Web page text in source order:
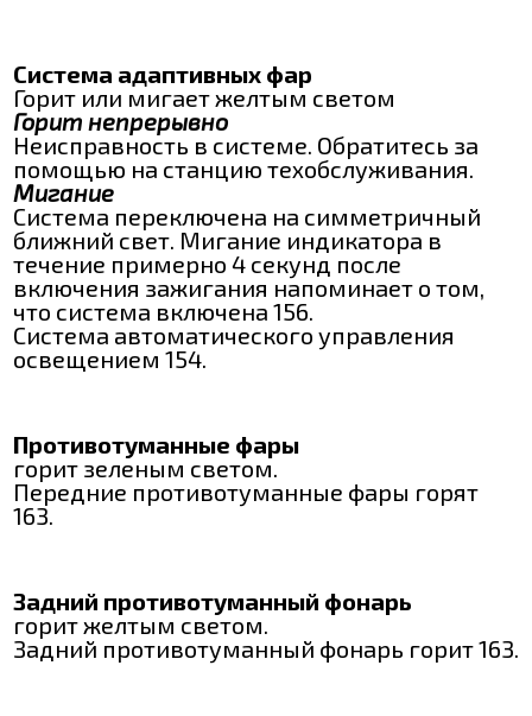
Система адаптивных фар
Горит или мигает желтым светом
Горит непрерывно
Неисправность в системе. Обратитесь за
помощью на станцию техобслуживания.
Мигание
Система переключена на симметричный
ближний свет. Мигание индикатора в
течение примерно 4 секунд после
включения зажигания напоминает о том,
что система включена 156.
Система автоматического управления
освещением 154.
Противотуманные фары
горит зеленым светом.
Передние противотуманные фары горят
163.
Задний противотуманный фонарь
горит желтым светом.
Задний противотуманный фонарь горит 163.